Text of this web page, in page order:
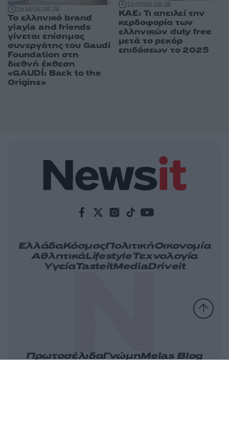
15:1606.08.26
Το ελληνικό brand
yiayia and friends
γίνεται επίσημος
συνεργάτης του Gaudí
Foundation στη
διεθνή έκθεση
«GAUDÍ: Back to the
Origins»
15:0006.08.26
ΚΑΕ: Τι απειλεί την
κερδοφορία των
ελληνικών duty free
μετά το ρεκόρ
επιδόσεων το 2025
ΕλλάδαΚόσμοςΠολιτικήΟικονομία
ΑθλητικάLifestyleΤεχνολογία
ΥγείαTasteitMediaDriveit
ΠρωτοσέλιδαΓνώμηMelas Blog